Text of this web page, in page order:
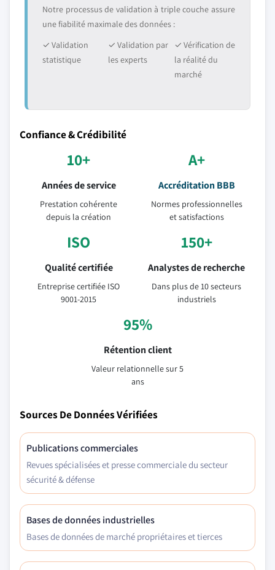
Notre processus de validation à triple couche assure
une fiabilité maximale des données :
✓ Validation
statistique
✓ Validation par
les experts
✓ Vérification de
la réalité du
marché
Confiance & Crédibilité
10+
Années de service
Prestation cohérente
depuis la création
A+
Accréditation BBB
Normes professionnelles
et satisfactions
ISO
Qualité certifiée
Entreprise certifiée ISO
9001-2015
150+
Analystes de recherche
Dans plus de 10 secteurs
industriels
95%
Rétention client
Valeur relationnelle sur 5
ans
Sources De Données Vérifiées
Publications commerciales
Revues spécialisées et presse commerciale du secteur
sécurité & défense
Bases de données industrielles
Bases de données de marché propriétaires et tierces